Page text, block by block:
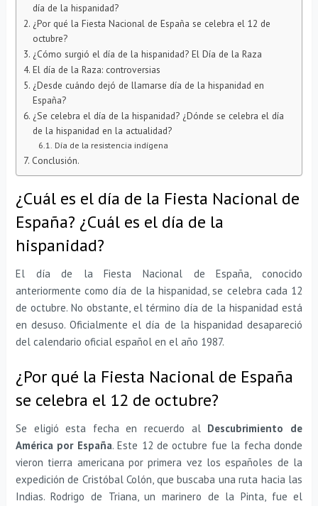
día de la hispanidad?
¿Por qué la Fiesta Nacional de España se celebra el 12 de
octubre?
¿Cómo surgió el día de la hispanidad? El Día de la Raza
El día de la Raza: controversias
¿Desde cuándo dejó de llamarse día de la hispanidad en
España?
¿Se celebra el día de la hispanidad? ¿Dónde se celebra el día
de la hispanidad en la actualidad?
Día de la resistencia indígena
Conclusión.
¿Cuál es el día de la Fiesta Nacional de
España? ¿Cuál es el día de la
hispanidad?
El día de la Fiesta Nacional de España, conocido
anteriormente como día de la hispanidad, se celebra cada 12
de octubre. No obstante, el término día de la hispanidad está
en desuso. Oficialmente el día de la hispanidad desapareció
del calendario oficial español en el año 1987.
¿Por qué la Fiesta Nacional de España
se celebra el 12 de octubre?
Se eligió esta fecha en recuerdo al Descubrimiento de
América por España. Este 12 de octubre fue la fecha donde
vieron tierra americana por primera vez los españoles de la
expedición de Cristóbal Colón, que buscaba una ruta hacia las
Indias. Rodrigo de Triana, un marinero de la Pinta, fue el